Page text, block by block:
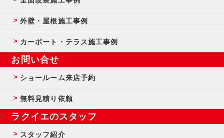
外壁・屋根施工事例
カーポート・テラス施工事例
お問い合せ
ショールーム来店予約
無料見積り依頼
ラクイエのスタッフ
スタッフ紹介